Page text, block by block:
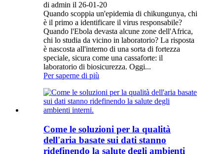
di admin il 26-01-20
Quando scoppia un'epidemia di chikungunya, chi
è il primo a identificare il virus responsabile?
Quando l'Ebola devasta alcune zone dell'Africa,
chi lo studia da vicino in laboratorio? La risposta
è nascosta all'interno di una sorta di fortezza
speciale, sicura come una cassaforte: il
laboratorio di biosicurezza. Oggi...
Per saperne di più
Come le soluzioni per la qualità
dell'aria basate sui dati stanno
ridefinendo la salute degli ambienti